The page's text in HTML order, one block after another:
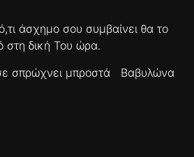
άσχημο σου συμβαίνει θα το
στη δική Του ώρα.
σπρώχνει μπροστά
Βαβυλώνα